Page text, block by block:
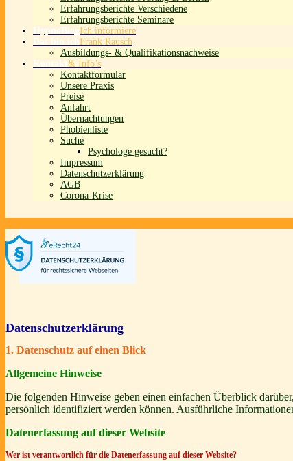
Erfahrungsberichte Verschiedene
Erfahrungsberichte Seminare
HypnoBlogIch informiere
Das bin ichFrank Rausch
Ausbildungs- & Qualifikationsnachweise
Kontakt& Info’s
Kontaktformular
Unsere Praxis
Preise
Anfahrt
Übernachtungen
Phobienliste
Suche
Psychologe gesucht?
Impressum
Datenschutzerklärung
AGB
Corona-Krise
Datenschutz­erklärung
1. Datenschutz auf einen Blick
Allgemeine Hinweise
Die folgenden Hinweise geben einen einfachen Überblick
persönlich identifiziert werden können. Ausführliche
Datenerfassung auf dieser Website
Wer ist verantwortlich für die Datenerfassung auf dieser Website?